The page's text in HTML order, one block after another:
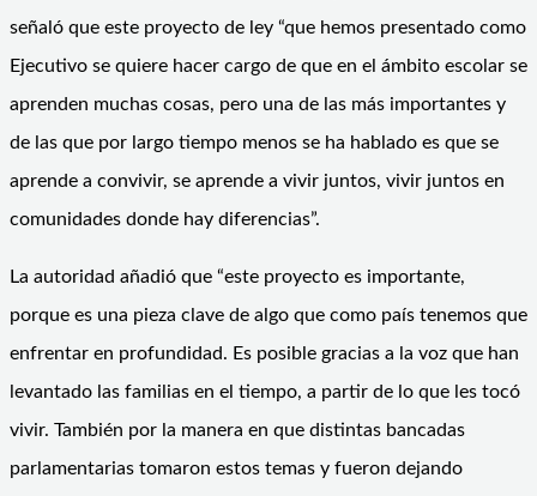
señaló que este proyecto de ley “que hemos presentado como
Ejecutivo se quiere hacer cargo de que en el ámbito escolar se
aprenden muchas cosas, pero una de las más importantes y
de las que por largo tiempo menos se ha hablado es que se
aprende a convivir, se aprende a vivir juntos, vivir juntos en
comunidades donde hay diferencias”.
La autoridad añadió que “este proyecto es importante,
porque es una pieza clave de algo que como país tenemos que
enfrentar en profundidad. Es posible gracias a la voz que han
levantado las familias en el tiempo, a partir de lo que les tocó
vivir. También por la manera en que distintas bancadas
parlamentarias tomaron estos temas y fueron dejando